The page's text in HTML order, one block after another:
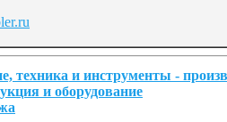
техника и инструменты -
и оборудование